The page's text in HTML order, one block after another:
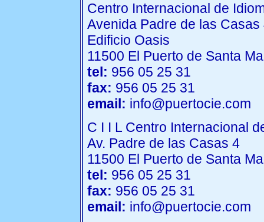
Centro Internacional de
Avenida Padre de las Casas
Edificio Oasis
11500 El Puerto de Santa
tel: 956 05 25 31
fax: 956 05 25 31
email: info@puertocie.com
C I I L Centro Internacional
Av. Padre de las Casas 4
11500 El Puerto de Santa
tel: 956 05 25 31
fax: 956 05 25 31
email: info@puertocie.com